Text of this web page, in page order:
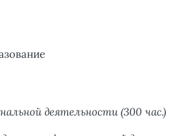
деятельности (300 час.)